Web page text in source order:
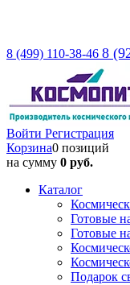
8 (499) 110-38-46 8
Войти Регистрация
Корзина0 позиций
на сумму 0 руб.
Каталог
Готовые
Готовые
Подарок